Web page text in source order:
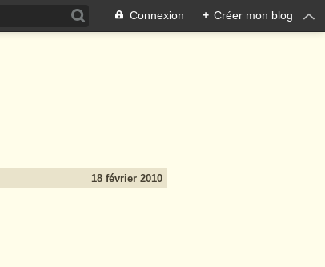
Connexion + Créer mon blog
18 février 2010